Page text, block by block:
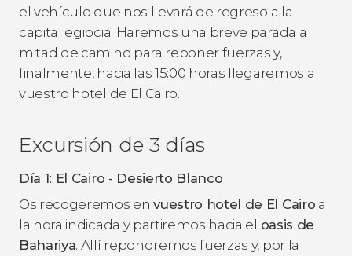
el vehículo que nos llevará de regreso a la
capital egipcia. Haremos una breve parada a
mitad de camino para reponer fuerzas y,
finalmente, hacia las 15:00 horas llegaremos a
vuestro hotel de El Cairo.
Excursión de 3 días
Día 1: El Cairo - Desierto Blanco
Os recogeremos envuestro hotel de El Cairo a
la hora indicada y partiremos hacia el oasis de
Bahariya. Allí repondremos fuerzas y, por la